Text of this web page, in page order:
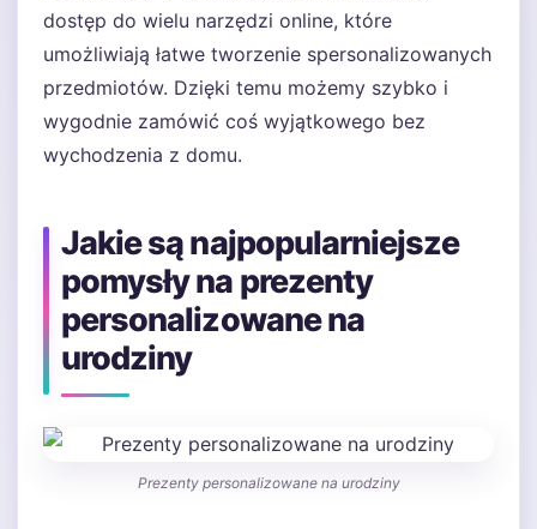
dostęp do wielu narzędzi online, które
umożliwiają łatwe tworzenie spersonalizowanych
przedmiotów. Dzięki temu możemy szybko i
wygodnie zamówić coś wyjątkowego bez
wychodzenia z domu.
Jakie są najpopularniejsze
pomysły na prezenty
personalizowane na
urodziny
Prezenty personalizowane na urodziny